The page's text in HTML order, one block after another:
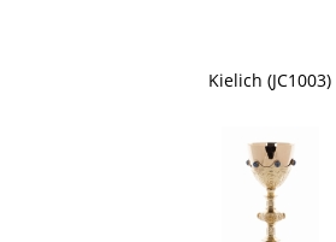
Kielich (JC1003)